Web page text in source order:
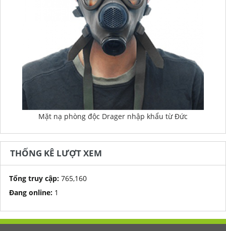
Mặt nạ phòng độc Drager nhập khẩu từ Đức
THỐNG KÊ LƯỢT XEM
Tổng truy cập: 765,160
Đang online: 1